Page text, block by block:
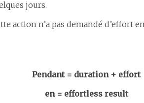
jours.
action n’a pas demandé d’effort
Pendant = duration + effort
en = effortless result